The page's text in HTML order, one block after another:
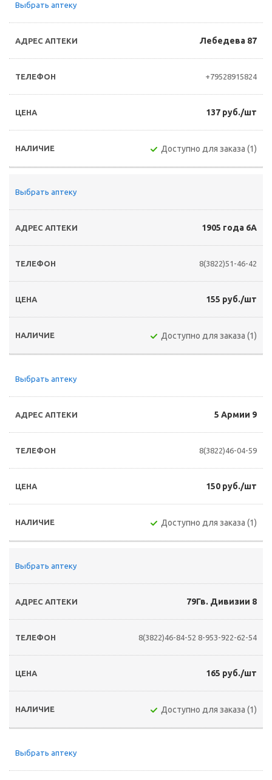
Выбрать аптеку
Лебедева 87
+79528915824
137 руб./шт
Доступно для заказа (1)
Выбрать аптеку
1905 года 6А
8(3822)51-46-42
155 руб./шт
Доступно для заказа (1)
Выбрать аптеку
5 Армии 9
8(3822)46-04-59
150 руб./шт
Доступно для заказа (1)
Выбрать аптеку
79Гв. Дивизии 8
8(3822)46-84-52 8-953-922-62-54
165 руб./шт
Доступно для заказа (1)
Выбрать аптеку